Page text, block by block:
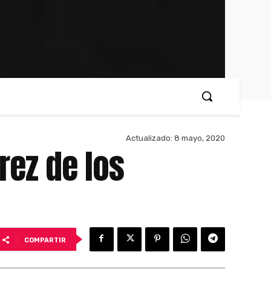
Actualizado: 8 mayo, 2020
de los
COMPARTIR